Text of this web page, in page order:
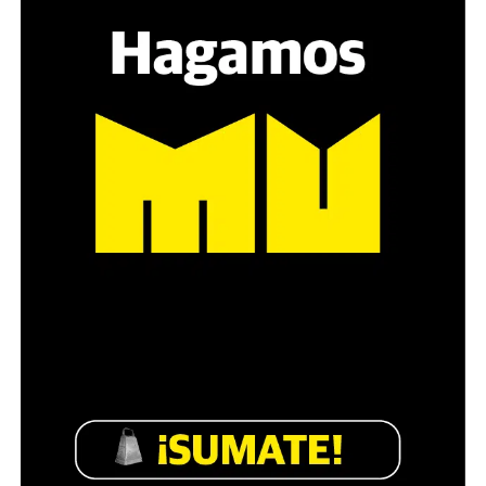
mamá de Lucía Pérez
“Estamos como el día 1”. La frase de la madre de la joven
asesinada en 2016 remite a aquel año: cuando
es a través del interrogante, que puedan encarnar la
pregunta», comparte Gonzalo, de 41 años.